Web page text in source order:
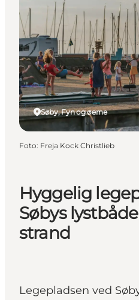
Mad og drikke
Overnatning
Book lokale
Hyggelig
Søbys
strand
Legepladsen ved
Søby, Fyn og øerne
Foto: Freja Kock Christlieb